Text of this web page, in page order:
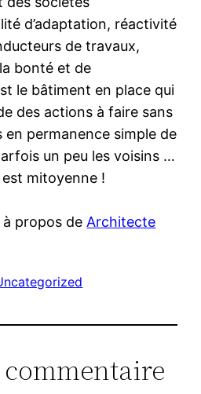
d’adaptation, réactivité
de travaux,
bonté et de
le bâtiment en place qui
des actions à faire sans
en permanence simple de
un peu les voisins …
mitoyenne !
propos de Architecte